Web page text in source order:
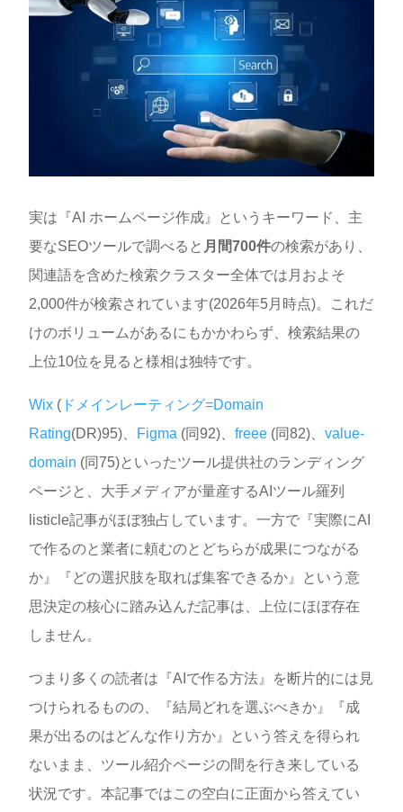
実は『AI ホームページ作成』というキーワード、主
要なSEOツールで調べると 月間700件の検索があり、
関連語を含めた検索クラスター全体では月およそ
2,000件が検索されています(2026年5月時点)。これだ
けのボリュームがあるにもかかわらず、検索結果の
上位10位を見ると様相は独特です。
Wix ( ドメインレーティング=Domain
Rating(DR)95)、 Figma (同92)、freee (同82)、value-
domain (同75)といったツール提供社のランディング
ページと、大手メディアが量産するAIツール羅列
listicle記事がほぼ独占しています。一方で『実際にAI
で作るのと業者に頼むのとどちらが成果につながる
か』『どの選択肢を取れば集客できるか』という意
思決定の核心に踏み込んだ記事は、上位にほぼ存在
しません。
つまり多くの読者は『AIで作る方法』を断片的には見
つけられるものの、『結局どれを選ぶべきか』『成
果が出るのはどんな作り方か』という答えを得られ
ないまま、ツール紹介ページの間を行き来している
状況です。本記事ではこの空白に正面から答えてい